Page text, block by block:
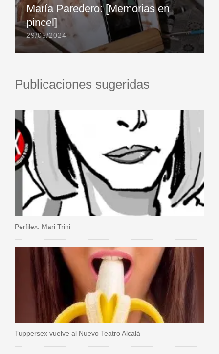
María Paredero: [Memorias en
pincel]
29/05/2024
Publicaciones sugeridas
Perfilex: Mari Trini
Tuppersex vuelve al Nuevo Teatro Alcalá